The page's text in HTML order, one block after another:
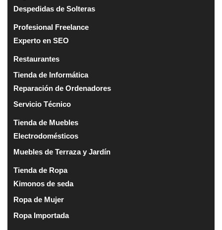
Despedidas de Solteras
Profesional Freelance
Experto en SEO
Restaurantes
Tienda de Informática
Reparación de Ordenadores
Servicio Técnico
Tienda de Muebles
Electrodomésticos
Muebles de Terraza y Jardín
Tienda de Ropa
Kimonos de seda
Ropa de Mujer
Ropa Importada